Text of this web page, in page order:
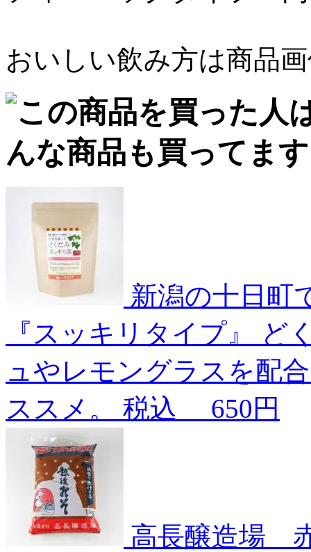
おいしい飲み方は商品
新潟の十日町
『スッキリタイプ』
ど
ュやレモングラスを配
ススメ。
税込 650円
高長醸造場